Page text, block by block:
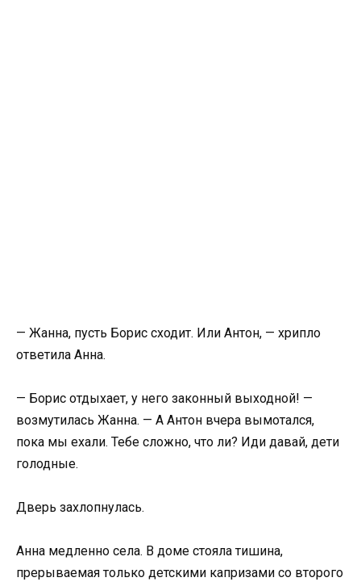
— Жанна, пусть Борис сходит. Или Антон, — хрипло
ответила Анна.
— Борис отдыхает, у него законный выходной! —
возмутилась Жанна. — А Антон вчера вымотался,
пока мы ехали. Тебе сложно, что ли? Иди давай, дети
голодные.
Дверь захлопнулась.
Анна медленно села. В доме стояла тишина,
прерываемая только детскими капризами со второго